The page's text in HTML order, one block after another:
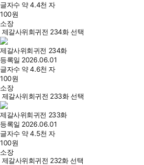
글자수 약 4.4천 자
100원
소장
제갈사위회귀전 234화 선택
제갈사위회귀전 234화
등록일 2026.06.01
글자수 약 4.6천 자
100원
소장
제갈사위회귀전 233화 선택
제갈사위회귀전 233화
등록일 2026.06.01
글자수 약 4.5천 자
100원
소장
제갈사위회귀전 232화 선택